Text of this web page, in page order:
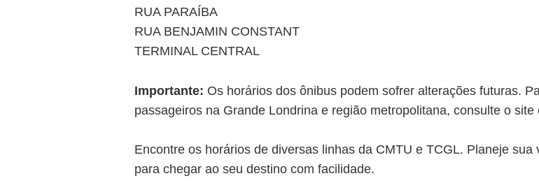
RUA PARAÍBA
RUA BENJAMIN CONSTANT
TERMINAL CENTRAL
Importante: Os horários dos ônibus podem sofrer alterações futuras.
passageiros na Grande Londrina e região metropolitana, consulte o site
Encontre os horários de diversas linhas da CMTU e TCGL. Planeje
para chegar ao seu destino com facilidade.